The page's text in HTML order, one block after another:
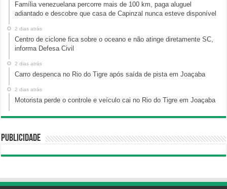
Família venezuelana percorre mais de 100 km, paga aluguel
adiantado e descobre que casa de Capinzal nunca esteve disponível
2 dias atrás
Centro de ciclone fica sobre o oceano e não atinge diretamente SC,
informa Defesa Civil
2 dias atrás
Carro despenca no Rio do Tigre após saída de pista em Joaçaba
2 dias atrás
Motorista perde o controle e veículo cai no Rio do Tigre em Joaçaba
Publicidade